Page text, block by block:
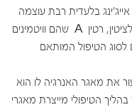
בלעדית רבת עוצמה
LEC40 (פטנט בלעדי) שמכילה אומגה 3, לציטין, רטין A שהם וויטמינים
לסוג הטיפול המותאם
את מאגר האנרגיה לו הוא
הטיפולי מייצרת מאגרי